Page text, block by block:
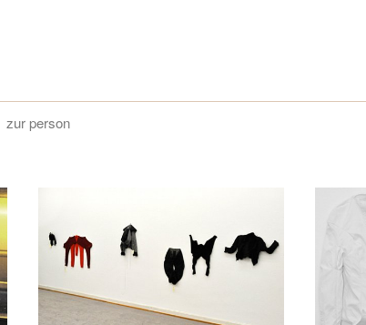
zur person